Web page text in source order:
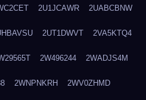
2U1JCAWR 2UABCBNW
2UT1DWVT 2VA5KTQ4
2W496244 2WADJS4M
2WNPNKRH 2WV0ZHMD